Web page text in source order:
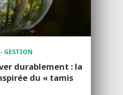
GESTION
durablement : la
du « tamis